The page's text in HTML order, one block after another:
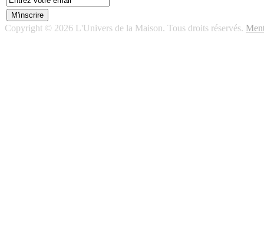
Copyright © 2026 L'Univers de la Maison. Tous droits réservés.